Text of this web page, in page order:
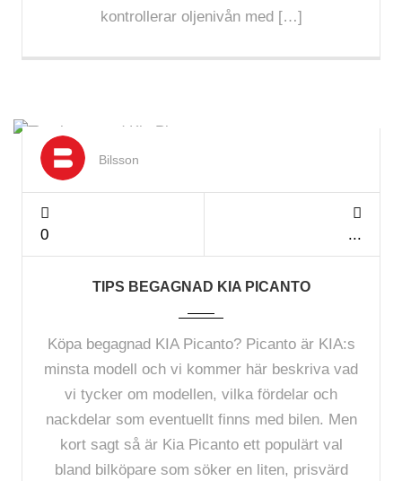
kontrollerar oljenivån med […]
Apr 2025Bilsson
0
TIPS BEGAGNAD KIA PICANTO
Köpa begagnad KIA Picanto? Picanto är KIA:s
minsta modell och vi kommer här beskriva vad
vi tycker om modellen, vilka fördelar och
nackdelar som eventuellt finns med bilen. Men
kort sagt så är Kia Picanto ett populärt val
bland bilköpare som söker en liten, prisvärd